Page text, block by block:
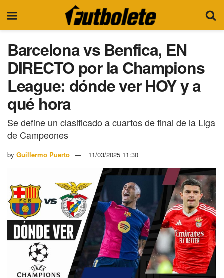
Barcelona vs Benfica, EN
DIRECTO por la Champions
League: dónde ver HOY y a
qué hora
Se define un clasificado a cuartos de final de la Liga
de Campeones
by Guillermo Puerto 11/03/2025 11:30